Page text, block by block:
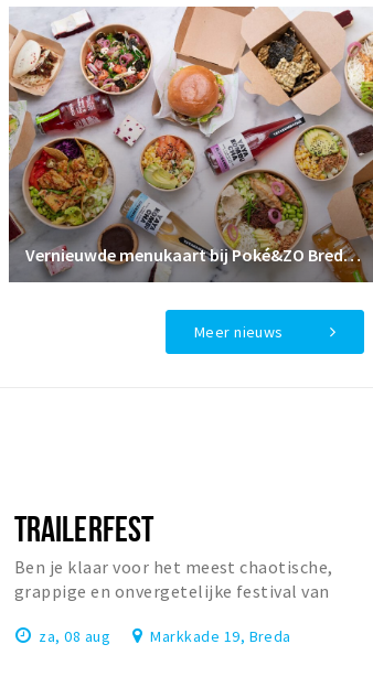
Vernieuwde menukaart bij Poké&ZO Breda: nóg meer keuze, nieuwe smaken en de exclusieve Sushi Burrito
Meer nieuws
TRAILERFEST
Ben je klaar voor het meest chaotische,
grappige en onvergetelijke festival van
za, 08 aug Markkade 19, Breda